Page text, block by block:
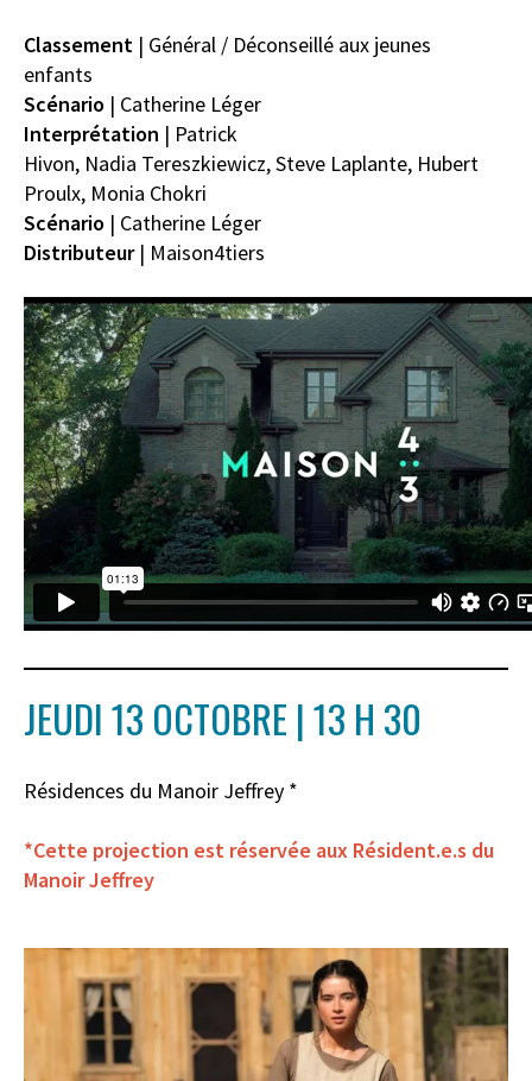
Classement | Général / Déconseillé aux jeunes
enfants
Scénario | Catherine Léger
Interprétation | Patrick
Hivon, Nadia Tereszkiewicz,Steve Laplante, Hubert
Proulx, Monia Chokri
Scénario | Catherine Léger
Distributeur| Maison4tiers
JEUDI 13 OCTOBRE | 13 H 30
Résidences du Manoir Jeffrey *
*Cette projection est réservée aux Résident.e.s du
Manoir Jeffrey